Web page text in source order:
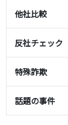
他社比較
反社チェック
特殊詐欺
話題の事件